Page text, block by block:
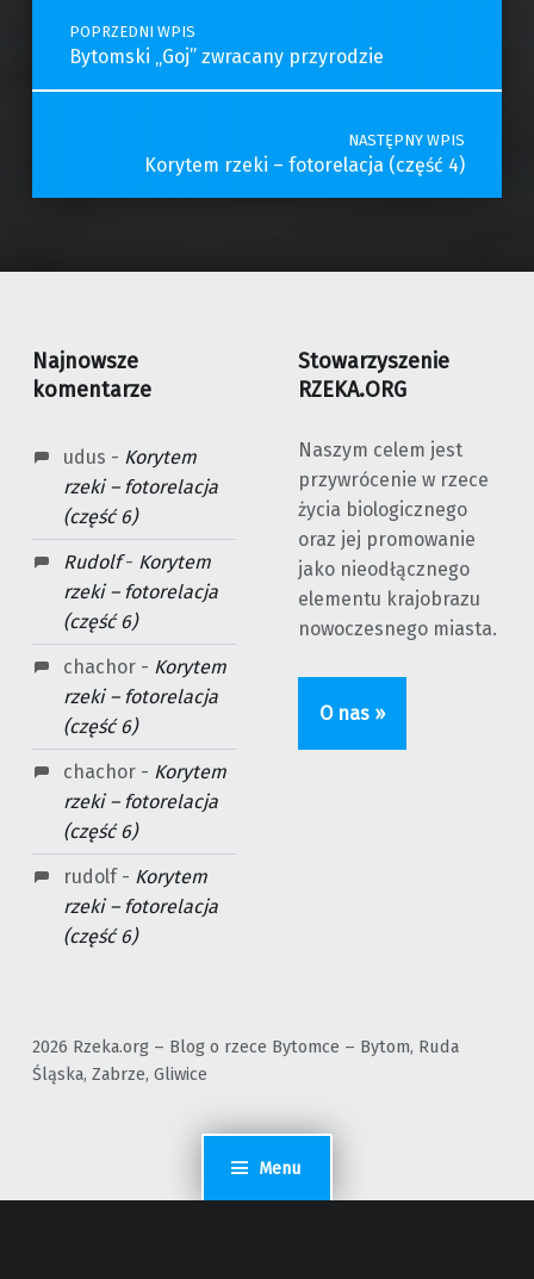
Menu
POPRZEDNI WPIS
Bytomski „Goj” zwracany przyrodzie
NASTĘPNY WPIS
Korytem rzeki – fotorelacja (część 4)
Najnowsze
komentarze
udus - Korytem
rzeki – fotorelacja
(część 6)
Rudolf- Korytem
rzeki – fotorelacja
(część 6)
chachor- Korytem
rzeki – fotorelacja
(część 6)
chachor- Korytem
rzeki – fotorelacja
(część 6)
rudolf- Korytem
rzeki – fotorelacja
(część 6)
Stowarzyszenie
RZEKA.ORG
Naszym celem jest
przywrócenie w rzece
życia biologicznego
oraz jej promowanie
jako nieodłącznego
elementu krajobrazu
nowoczesnego miasta.
O nas »
2026 Rzeka.org – Blog o rzece Bytomce – Bytom, Ruda
Śląska, Zabrze, Gliwice